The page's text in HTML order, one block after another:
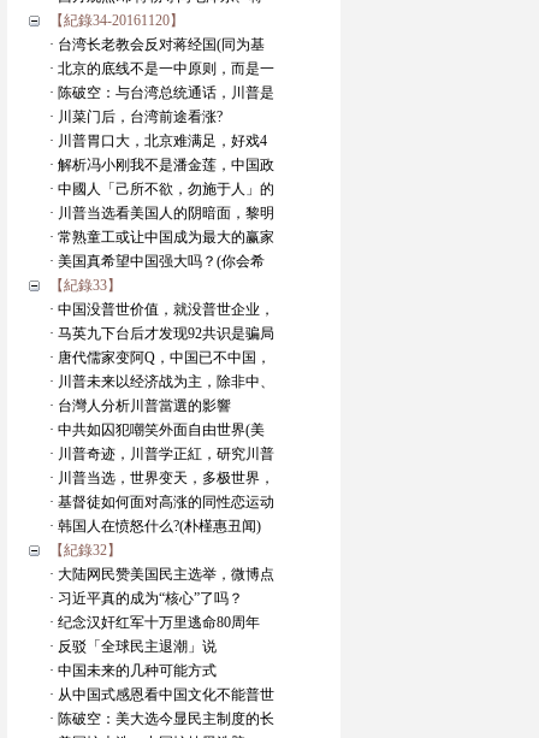
【紀錄34-20161120】
· 台湾长老教会反对蒋经国(同为基
· 北京的底线不是一中原则，而是一
· 陈破空：与台湾总统通话，川普是
· 川菜门后，台湾前途看涨?
· 川普胃口大，北京难满足，好戏4
· 解析冯小刚我不是潘金莲，中国政
· 中國人「己所不欲，勿施于人」的
· 川普当选看美国人的阴暗面，黎明
· 常熟童工或让中国成为最大的赢家
· 美国真希望中国强大吗？(你会希
【紀錄33】
· 中国没普世价值，就没普世企业，
· 马英九下台后才发现92共识是骗局
· 唐代儒家变阿Q，中国已不中国，
· 川普未来以经济战为主，除非中、
· 台灣人分析川普當選的影響
· 中共如囚犯嘲笑外面自由世界(美
· 川普奇迹，川普学正紅，研究川普
· 川普当选，世界变天，多极世界，
· 基督徒如何面对高涨的同性恋运动
· 韩国人在愤怒什么?(朴槿惠丑闻)
【紀錄32】
· 大陆网民赞美国民主选举，微博点
· 习近平真的成为“核心”了吗？
· 纪念汉奸红军十万里逃命80周年
· 反驳「全球民主退潮」说
· 中国未来的几种可能方式
· 从中国式感恩看中国文化不能普世
· 陈破空：美大选今显民主制度的长